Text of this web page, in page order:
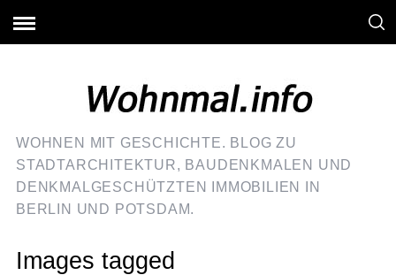
WOHNEN MIT GESCHICHTE. BLOG ZU
STADTARCHITEKTUR, BAUDENKMALEN UND
DENKMALGESCHÜTZTEN IMMOBILIEN IN
BERLIN UND POTSDAM.
Images tagged